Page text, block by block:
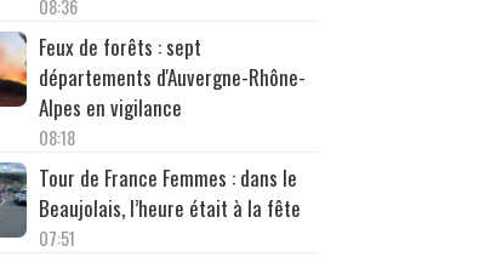
08:36
Feux de forêts : sept
départements d'Auvergne-Rhône-
Alpes en vigilance
08:18
Tour de France Femmes : dans le
Beaujolais, l’heure était à la fête
07:51